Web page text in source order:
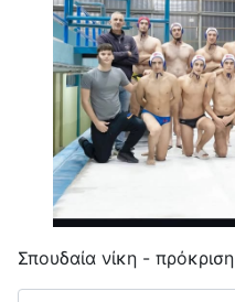
Σπουδαία νίκη - πρόκριση